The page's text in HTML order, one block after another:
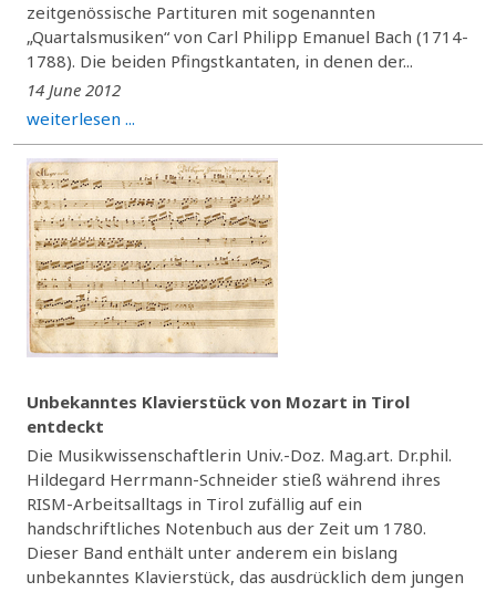
zeitgenössische Partituren mit sogenannten
„Quartalsmusiken“ von Carl Philipp Emanuel Bach (1714-
1788). Die beiden Pfingstkantaten, in denen der...
14 June 2012
weiterlesen ...
Unbekanntes Klavierstück von Mozart in Tirol
entdeckt
Die Musikwissenschaftlerin Univ.-Doz. Mag.art. Dr.phil.
Hildegard Herrmann-Schneider stieß während ihres
RISM-Arbeitsalltags in Tirol zufällig auf ein
handschriftliches Notenbuch aus der Zeit um 1780.
Dieser Band enthält unter anderem ein bislang
unbekanntes Klavierstück, das ausdrücklich dem jungen